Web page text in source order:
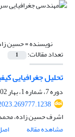
نویسنده =حسین
تعداد مقالات: 1
تحلیل جغرافیایی
دوره 7، شماره 1، بهار 1402، صفحه
اشرف حسین زاده، محمد
مشاهده مقاله